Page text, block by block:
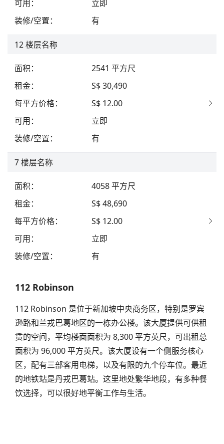
可用 ：
立即
装修/空置： 有
12楼层名称
面积： 2541 平方尺
租金：
S$ 30,490
每平方价格：
S$ 12.00
可用：
立即
装修/空置： 有
7楼层名称
面积： 4058平方尺
租金：
S$ 48,690
每平方价格：
S$ 12.00
可用：
立即
装修/空置： 有
112 Robinson
112 Robinson 是位于新加坡中央商务区，特别是罗宾
逊路和兰戎巴葛地区的一栋办公楼。该大厦提供可供租
赁的空间，平均楼面面积为 8,300 平方英尺，可出租总
面积为 96,000 平方英尺。该大厦设有一个侧服务核心
区，配有三部客用电梯，以及有限的九个停车位。最近
的地铁站是丹戎巴葛站。这里地处繁华地段，有多种餐
饮选择，可以很好地平衡工作与生活。